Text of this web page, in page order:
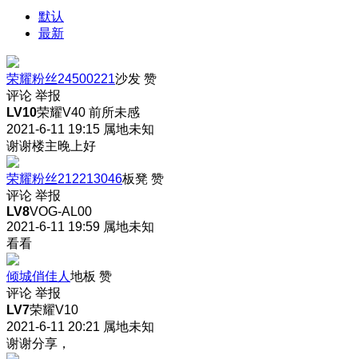
默认
最新
荣耀粉丝24500221沙发 赞
评论 举报
LV10荣耀V40 前所未感
2021-6-11 19:15 属地未知
谢谢楼主晚上好
荣耀粉丝212213046板凳 赞
评论 举报
LV8VOG-AL00
2021-6-11 19:59 属地未知
看看
倾城俏佳人 地板 赞
评论 举报
LV7荣耀V10
2021-6-11 20:21 属地未知
谢谢分享，